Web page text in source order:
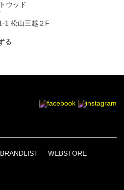
ウッド
1 松山三越２F
る
BRANDLIST WEBSTORE